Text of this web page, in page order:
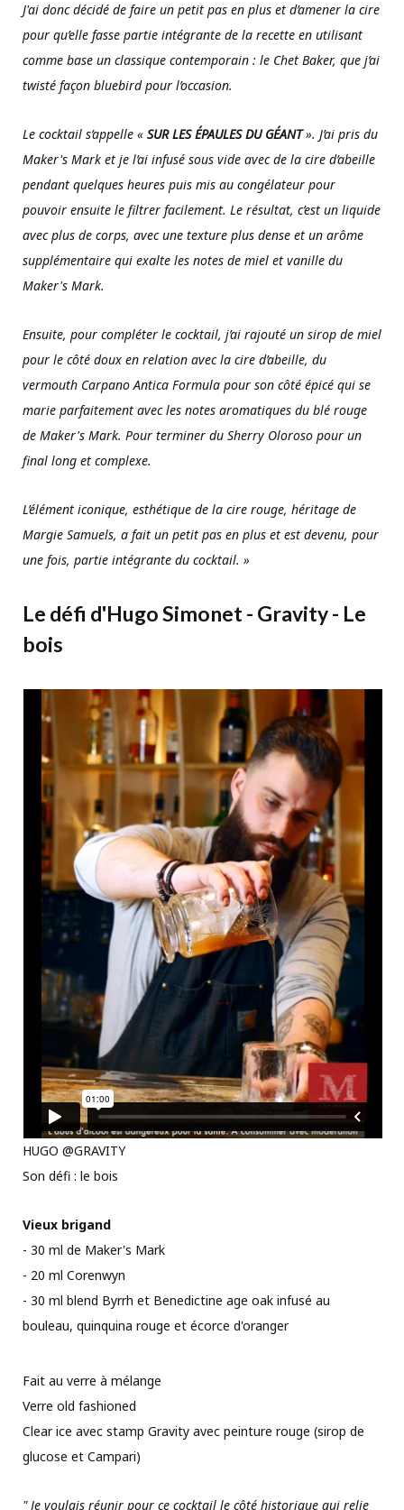
J'ai donc décidé de faire un petit pas en plus et d’amener la cire
pour qu’elle fasse partie intégrante de la recette en utilisant
comme base un classique contemporain : le Chet Baker, que j’ai
twisté façon bluebird pour l’occasion.
Le cocktail s’appelle « SUR LES ÉPAULES DU GÉANT». J’ai pris du
Maker's Mark et je l’ai infusé sous vide avec de la cire d’abeille
pendant quelques heures puis mis au congélateur pour
pouvoir ensuite le filtrer facilement. Le résultat, c’est un liquide
avec plus de corps, avec une texture plus dense et un arôme
supplémentaire qui exalte les notes de miel et vanille du
Maker's Mark.
Ensuite, pour compléter le cocktail, j’ai rajouté un sirop de miel
pour le côté doux en relation avec la cire d’abeille, du
vermouth Carpano Antica Formula pour son côté épicé qui se
marie parfaitement avec les notes aromatiques du blé rouge
de Maker's Mark. Pour terminer du Sherry Oloroso pour un
final long et complexe.
L’élément iconique, esthétique de la cire rouge, héritage de
Margie Samuels, a fait un petit pas en plus et est devenu, pour
une fois, partie intégrante du cocktail. »
Le défi d'Hugo Simonet - Gravity - Le
bois
HUGO @GRAVITY
Son défi : le bois
Vieux brigand
- 30 ml de Maker's Mark
- 20 ml Corenwyn
- 30 ml blend Byrrh et Benedictine age oak infusé au
bouleau, quinquina rouge et écorce d'oranger
Fait au verre à mélange
Verre old fashioned
Clear ice avec stamp Gravity avec peinture rouge (sirop de
glucose et Campari)
" Je voulais réunir pour ce cocktail le côté historique qui relie